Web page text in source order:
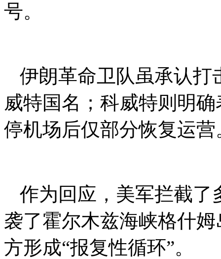
号。
伊朗革命卫队虽承认打
威特国名；科威特则明
停机场后仅部分恢复运营
作为回应，美军拦截了
袭了霍尔木兹海峡格什
方形成“报复性循环”。